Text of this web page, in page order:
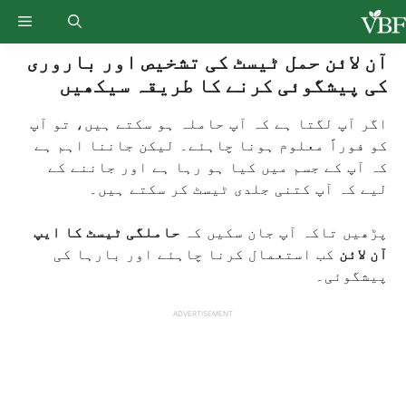
Skip
to
content
آن لائن حمل ٹیسٹ کی تشخیص اور باروری
کی پیشگوئی کرنے کا طریقہ سیکھیں
اگر آپ لگتا ہے کہ آپ حاملہ ہو سکتے ہیں، تو آپ
کو فوراً معلوم ہونا چاہئے۔ لیکن جاننا اہم ہے
کہ آپ کے جسم میں کیا ہو رہا ہے اور جاننے کے
لیے کہ آپ کتنی جلدی ٹیسٹ کر سکتے ہیں۔
پڑھیں تاکہ آپ جان سکیں کہ حاملگی ٹیسٹ کا ایپ
آن لائن کب استعمال کرنا چاہئے اور بارہا کی
پیشگوئی۔
ADVERTISEMENT